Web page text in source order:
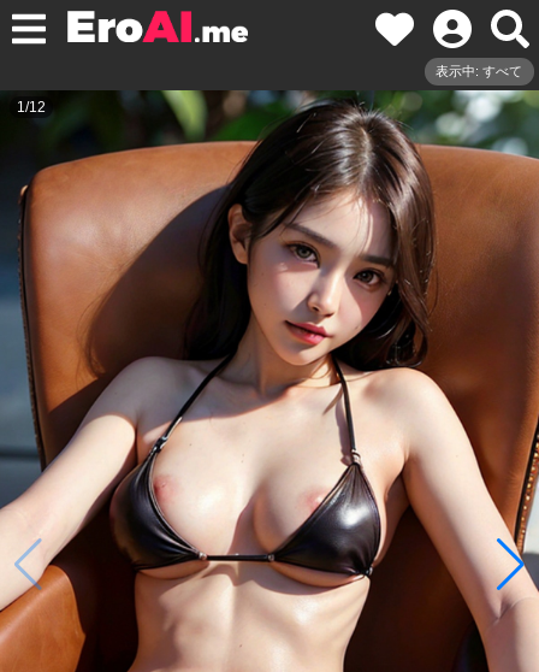
表示中: すべて
1/12